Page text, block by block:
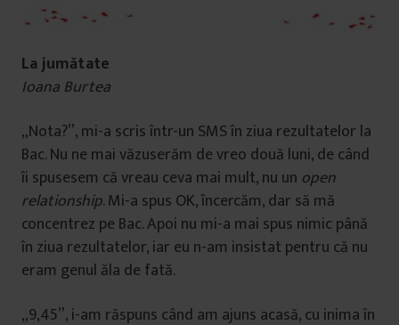
La jumătate
Ioana Burtea
„Nota?”, mi-a scris într-un SMS în ziua rezultatelor la
Bac. Nu ne mai văzuserăm de vreo două luni, de când
îi spusesem că vreau ceva mai mult, nu un open
relationship. Mi-a spus OK, încercăm, dar să mă
concentrez pe Bac. Apoi nu mi-a mai spus nimic până
în ziua rezultatelor, iar eu n-am insistat pentru că nu
eram genul ăla de fată.
„9,45”, i-am răspuns când am ajuns acasă, cu inima în